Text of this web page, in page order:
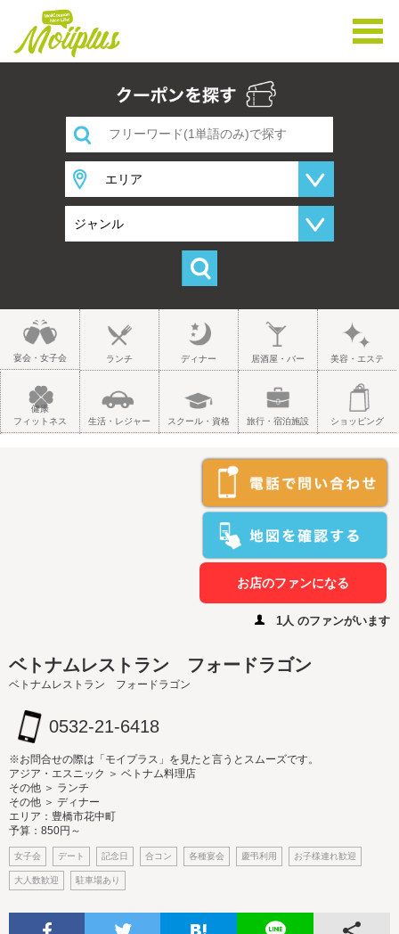
宴会・女子会 ランチ ディナー 居酒屋・バー 美容・エステ
健康
フィットネス
生活・レジャー スクール・資格 旅行・宿泊施設 ショッピング
お店のファンになる
1人 のファンがいます
ベトナムレストラン フォードラゴン
ベトナムレストラン フォードラゴン
0532-21-6418
※お問合せの際は「モイプラス」を見たと言うとスムーズです。
アジア・エスニック ＞ ベトナム料理店
その他 ＞ ランチ
その他 ＞ ディナー
エリア：豊橋市花中町
予算：850円～
女子会 デート 記念日 合コン 各種宴会 慶弔利用 お子様連れ歓迎
大人数歓迎 駐車場あり